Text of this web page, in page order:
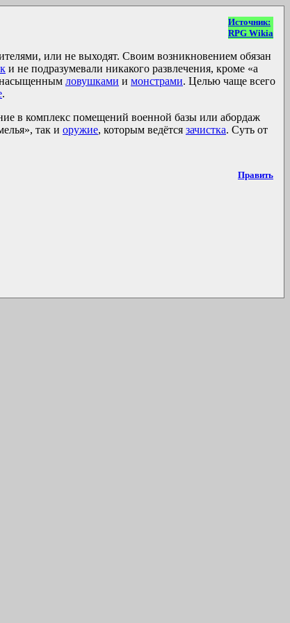
Источник:
RPG Wikia
или не выходят. Своим возникновением обязан
и не подразумевали никакого развлечения, кроме «а
насыщенным ловушками и монстрами. Целью чаще всего
.
в комплекс помещений военной базы или абордаж
так и оружие, которым ведётся зачистка. Суть от
Править